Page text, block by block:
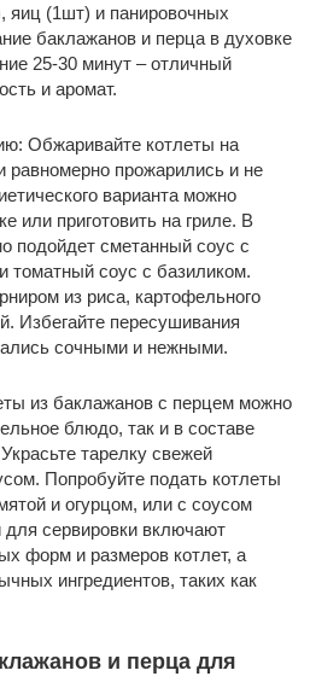
яиц (1шт) и панировочных
баклажанов и перца в духовке
25-30 минут – отличный
и аромат.
Обжаривайте котлеты на
равномерно прожарились и не
варианта можно
или приготовить на гриле. В
подойдет сметанный соус с
томатный соус с базиликом.
из риса, картофельного
Избегайте пересушивания
сочными и нежными.
из баклажанов с перцем можно
блюдо, так и в составе
тарелку свежей
Попробуйте подать котлеты
и огурцом, или с соусом
для сервировки включают
форм и размеров котлет, а
ингредиентов, таких как
и перца для